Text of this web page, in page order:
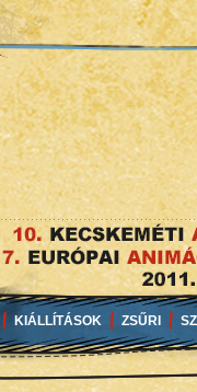
KIÁLLÍTÁSOK ZSŰRI